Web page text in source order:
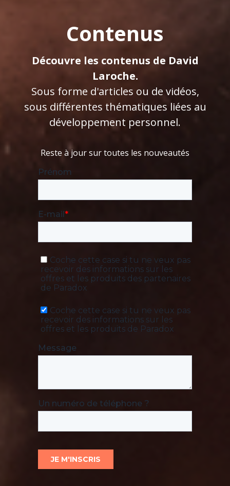
Contenus
Découvre les contenus de David
Laroche.
Sous forme d'articles ou de vidéos,
sous différentes thématiques liées au
développement personnel.
Reste à jour sur toutes les nouveautés